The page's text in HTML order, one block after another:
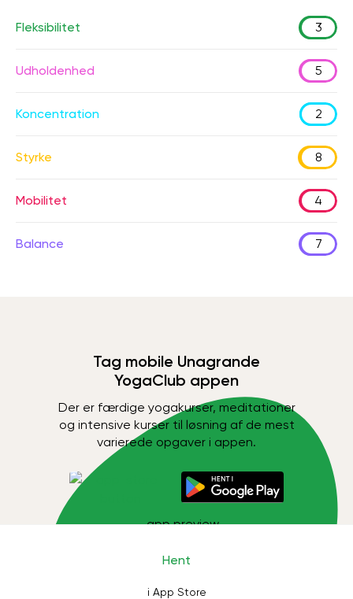
Fleksibilitet 3
Udholdenhed 5
Koncentration 2
Styrke 8
Mobilitet 4
Balance 7
Tag mobile Unagrande
YogaClub appen
Der er færdige yogakurser, meditationer
og intensive kurser til løsning af de mest
varierede opgaver i appen.
Hent
i App Store